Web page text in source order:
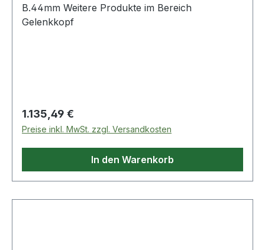
B.44mm Weitere Produkte im Bereich
Gelenkkopf
Regulärer Preis:
1.135,49 €
Preise inkl. MwSt. zzgl. Versandkosten
In den Warenkorb